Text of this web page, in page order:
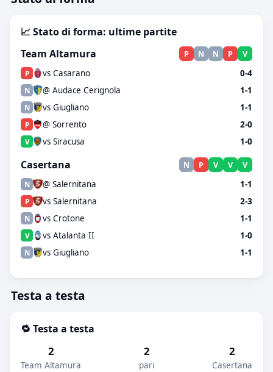
📈 Stato di forma: ultime partite
Team Altamura
P N N P V
P vs Casarano 0-4
N @ Audace Cerignola 1-1
N vs Giugliano 1-1
P @ Sorrento 2-0
V vs Siracusa 1-0
Casertana N P V V V
N @ Salernitana 1-1
P vs Salernitana 2-3
N vs Crotone 1-1
V vs Atalanta II 1-0
N vs Giugliano 1-1
Testa a testa
🔁 Testa a testa
2
Team Altamura
2
pari
2
Casertana